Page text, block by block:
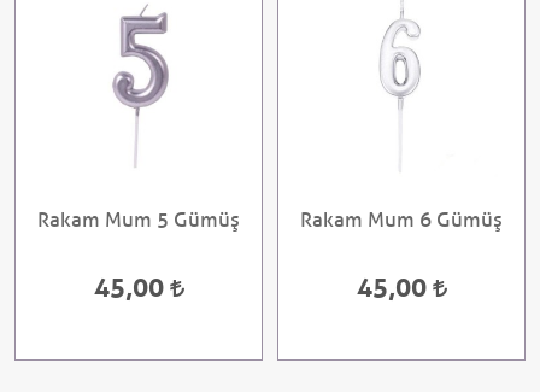
Rakam Mum 5 Gümüş
45,00
Rakam Mum 6 Gümüş
45,00